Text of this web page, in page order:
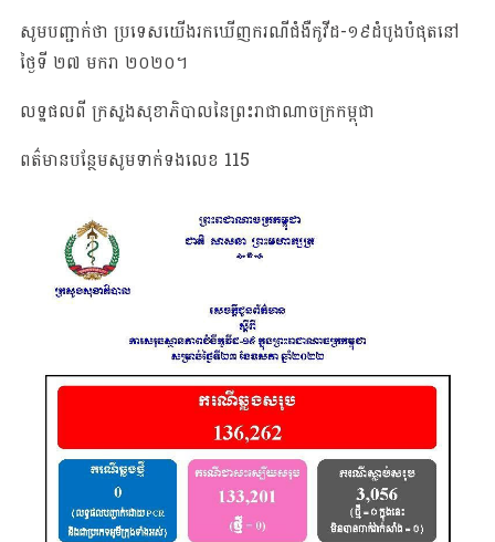
សូមបញ្ជាក់ថា​ ប្រទេសយេីងរកឃេីញករណីជំងឺកូវីដ-១៩ដំបូងបំផុតនៅ
ថ្ងៃទី​ ២៧​ មករា​ ២០២០​។
លទ្ឋផលពី ក្រសួងសុខាភិបាលនៃព្រះរាជាណាចក្រកម្ពុជា
ពត៌មានបន្ថែមសូមទាក់ទងលេខ​ 115